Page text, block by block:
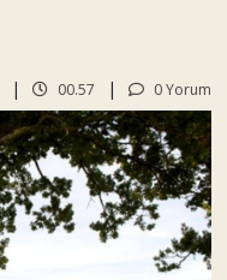
0 Yorum
00.57